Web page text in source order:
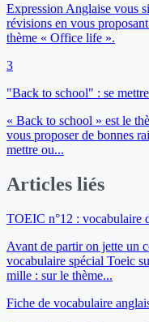
Expression Anglaise vous
révisions en vous
thème « Office life ».
3
"Back to school" : se
« Back to school » est le
vous proposer de bonnes
mettre ou...
Articles liés
TOEIC n°12 : vocabulaire
Avant de partir on jette un
vocabulaire spécial Toeic
mille : sur le thème...
Fiche de vocabulaire